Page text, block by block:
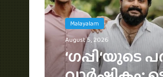
Malayalam
August 5, 2026
3 ലക്ഷം